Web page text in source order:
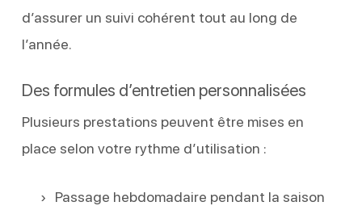
d’assurer un suivi cohérent tout au long de
l’année.
Des formules d’entretien personnalisées
Plusieurs prestations peuvent être mises en
place selon votre rythme d’utilisation :
Passage hebdomadaire pendant la saison